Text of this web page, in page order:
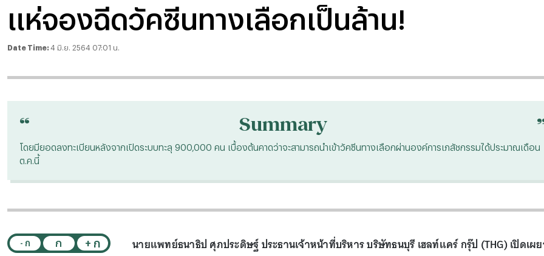
แห่จองฉีดวัคซีนทางเลือกเป็นล้าน!
Date Time: 4 มิ.ย. 2564 07:01 น.
“ Summary
โดยมียอดลงทะเบียนหลังจากเปิดระบบทะลุ 900,000 คน เบื้องต้นคาดว่าจะสามารถนำเข้าวัคซีนทางเลือกผ่านองค์การเภสัชกรรมได้ประมาณเดือน
ต.ค.นี้
- ก ก + ก
นายแพทย์ธนาธิป ศุภประดิษฐ์ ประธานเจ้าหน้าที่บริหาร บริษัทธนบุรี เฮลท์แคร์ กรุ๊ป (THG) เปิดเผ